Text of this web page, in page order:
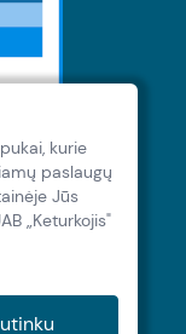
kurie
paslaugų
Jūs
„Keturkojis"